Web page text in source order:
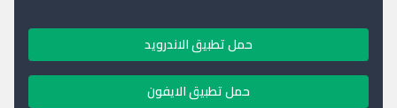
حمل تطبيق الاندرويد
حمل تطبيق الايفون